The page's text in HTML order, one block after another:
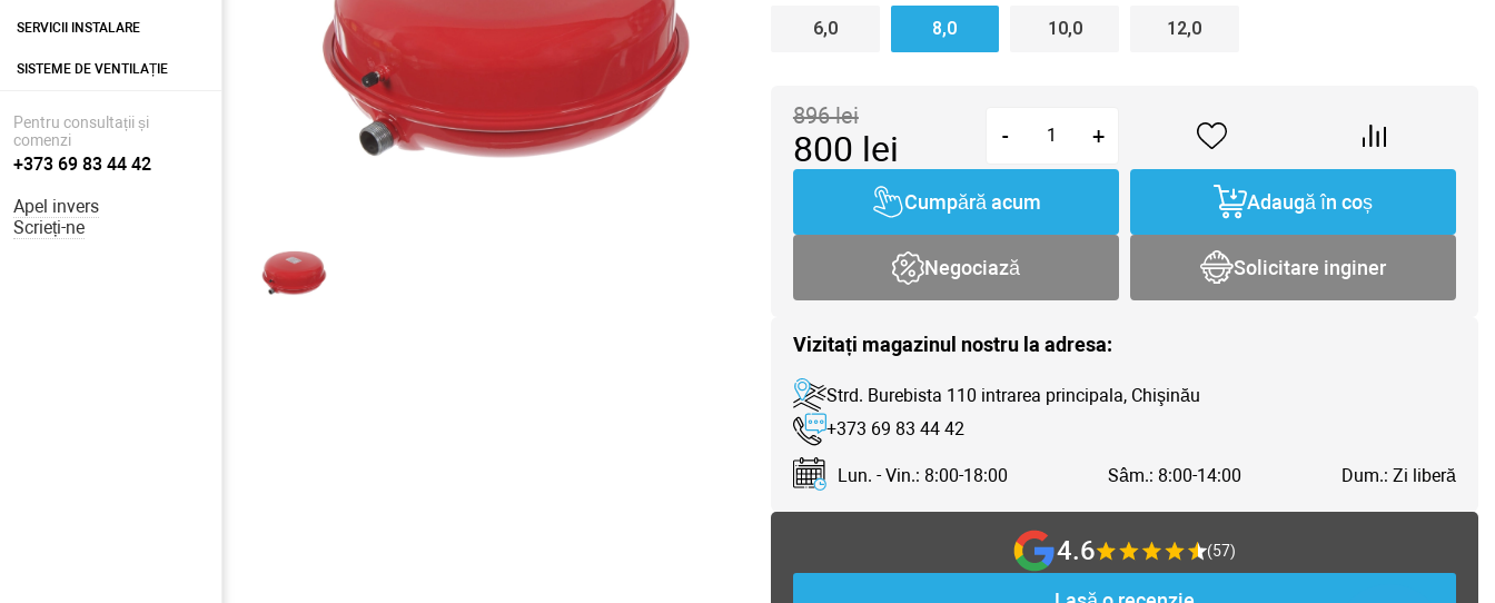
SERVICII INSTALARE
SISTEME DE VENTILAȚIE
Pentru consultații și
comenzi
+373 69 83 44 42
Apel invers
Scrieți-ne
6,0 8,0 10,0 12,0
896lei
800 lei - +
Cumpără acum Adaugă în coș
Negociază Solicitare inginer
Vizitați magazinul nostru la adresa:
Strd. Burebista 110 intrarea principala, Chişinău
+373 69 83 44 42
Lun. - Vin.: 8:00-18:00 Sâm.: 8:00-14:00 Dum.: Zi liberă
4.6 (57)